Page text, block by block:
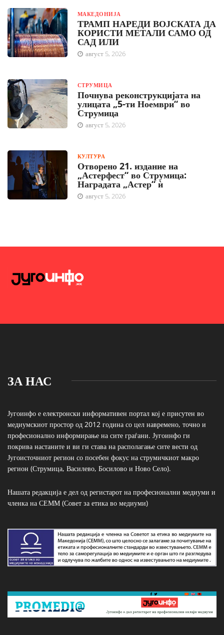
МАКЕДОНИЈА
ТРАМП НАРЕДИ ВОЈСКАТА ДА
КОРИСТИ МЕТАЛИ САМО ОД
САД ИЛИ
август 5, 2026
СТРУМИЦА
Почнува реконструкцијата на
улицата „5-ти Ноември“ во
Струмица
август 5, 2026
КУЛТУРА
Отворено 21. издание на
„Астерфест“ во Струмица:
Наградата „Астер“ ѝ
август 5, 2026
ЗА НАС
Југоинфо е електронски информативен портал кој е присутен во
медиумскиот простор од 2012 година со цел навремено, точно и
професионално информирање на сите граѓани. Југоинфо ги
покрива настаните и ви ги става на располагање сите вести од
Југоисточниот регион со посебен фокус на струмичкиот макро
регион (Струмица, Василево, Босилово и Ново Село).
Нашата редакција е дел од регистарот на професионални медиуми и
членка на СЕММ (Совет за етика во медиуми)